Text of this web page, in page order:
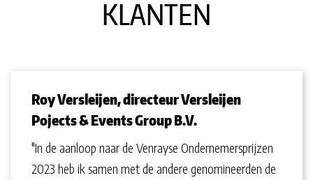
KLANTEN
Roy Versleijen, directeur Versleijen
Pojects & Events Group B.V.
"In de aanloop naar de Venrayse Ondernemersprijzen
2023 heb ik samen met de andere genomineerden de